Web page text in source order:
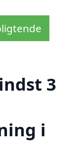
3
i